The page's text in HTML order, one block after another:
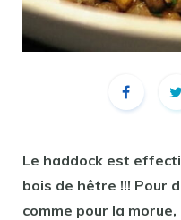
Le haddock est
bois de hêtre !!! Pour
comme pour la